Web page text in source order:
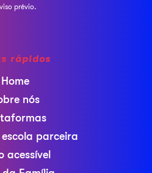
prévio.
rápidos
Home
nós
parceira
acessível